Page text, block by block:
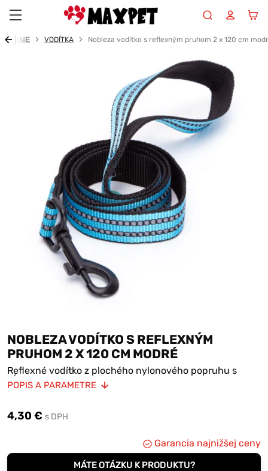
VODÍTKA Nobleza vodítko s reflexným pruhom 2 x 120 cm
NOBLEZA VODÍTKO S REFLEXNÝM
PRUHOM 2 X 120 CM MODRÉ
Reflexné vodítko z plochého nylonového popruhu s
dĺžkou 120 cm a šírkou 2 cm.
POPIS A PARAMETRE
4,30 € s DPH
Garancia najnižšej ceny
MÁTE OTÁZKU K PRODUKTU?